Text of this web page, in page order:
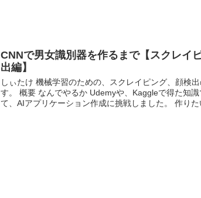
CNNで男女識別器を作るまで【スクレイ
出編】
しぃたけ 機械学習のための、スクレイピング、顔検
す。 概要 なんでやるか Udemyや、Kaggleで得た知識
て、AIアプリケーション作成に挑戦しました。 作りた